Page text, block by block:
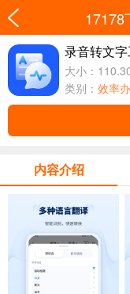
17178
录音转文
大小：
类别： 效率
内容介绍